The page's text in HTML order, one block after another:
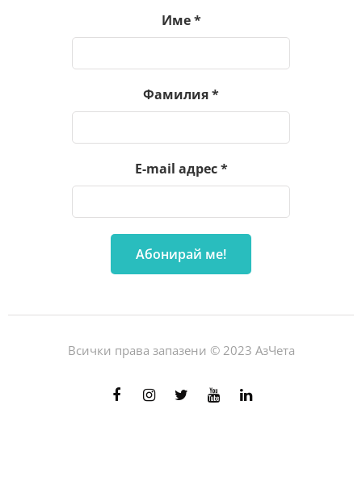
Име*
Фамилия*
E-mail адрес*
Всички права запазени © 2023 АзЧета